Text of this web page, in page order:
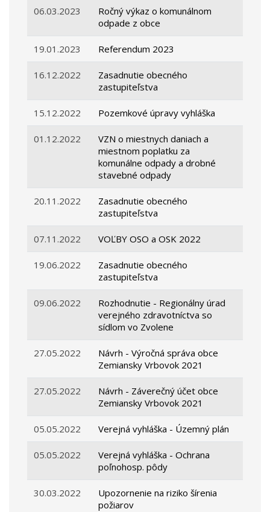
06.03.2023
Ročný výkaz o komunálnom
odpade z obce
19.01.2023 Referendum 2023
16.12.2022
Zasadnutie obecného
zastupiteľstva
15.12.2022 Pozemkové úpravy vyhláška
01.12.2022
VZN o miestnych daniach a
miestnom poplatku za
komunálne odpady a drobné
stavebné odpady
20.11.2022
Zasadnutie obecného
zastupiteľstva
07.11.2022 VOĽBY OSO a OSK 2022
19.06.2022
Zasadnutie obecného
zastupiteľstva
09.06.2022
Rozhodnutie - Regionálny úrad
verejného zdravotníctva so
sídlom vo Zvolene
27.05.2022
Návrh - Výročná správa obce
Zemiansky Vrbovok 2021
27.05.2022
Návrh - Záverečný účet obce
Zemiansky Vrbovok 2021
05.05.2022 Verejná vyhláška - Územný plán
05.05.2022
Verejná vyhláška - Ochrana
poľnohosp. pôdy
30.03.2022
Upozornenie na riziko šírenia
požiarov